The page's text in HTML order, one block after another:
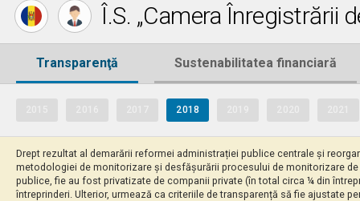
Î.S. „Camera Înregistrării
Transparenţă Sustenabilitatea financiară
2018
Drept rezultat al demarării reformei administrației publice centrale și
metodologiei de monitorizare și desfășurării procesului de monitorizare
publice, fie au fost privatizate de companii private (în total circa ¼ din
întreprinderi. Ulterior, urmează ca criteriile de transparență să fie ajustate